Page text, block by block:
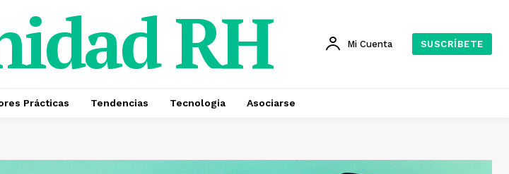
RH Mi Cuenta SUSCRÍBETE
Prácticas Tendencias Tecnologia Asociarse